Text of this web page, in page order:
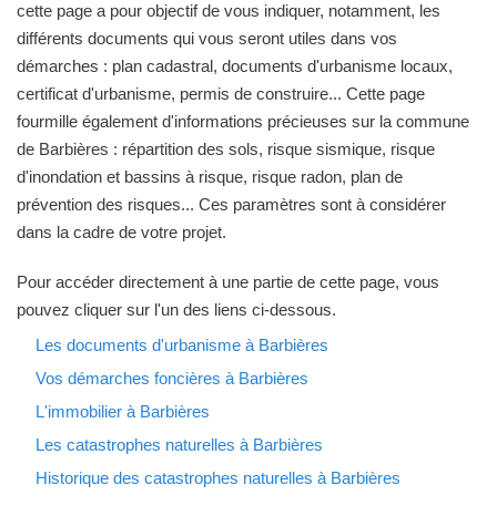
cette page a pour objectif de vous indiquer, notamment, les
différents documents qui vous seront utiles dans vos
démarches : plan cadastral, documents d'urbanisme locaux,
certificat d'urbanisme, permis de construire... Cette page
fourmille également d'informations précieuses sur la commune
de Barbières : répartition des sols, risque sismique, risque
d'inondation et bassins à risque, risque radon, plan de
prévention des risques... Ces paramètres sont à considérer
dans la cadre de votre projet.
Pour accéder directement à une partie de cette page, vous
pouvez cliquer sur l'un des liens ci-dessous.
Les documents d'urbanisme à Barbières
Vos démarches foncières à Barbières
L'immobilier à Barbières
Les catastrophes naturelles à Barbières
Historique des catastrophes naturelles à Barbières